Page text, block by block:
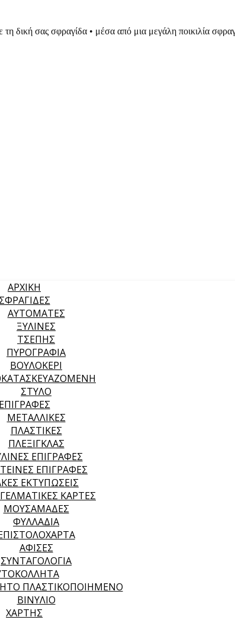
δική σας σφραγίδα • μέσα από μια μεγάλη ποικιλία
ΑΡΧΙΚΉ
ΣΦΡΑΓΙΔΕΣ
ΑΥΤΟΜΑΤΕΣ
ΞΥΛΙΝΕΣ
ΤΣΕΠΗΣ
ΠΥΡΟΓΡΑΦΙΑ
ΒΟΥΛΟΚΕΡΙ
ΣΤΥΛΟ
ΕΠΙΓΡΑΦΕΣ
ΜΕΤΑΛΛΙΚΕΣ
ΠΛΑΣΤΙΚΕΣ
ΠΛΕΞΙΓΚΛΑΣ
ΕΠΙΓΡΑΦΕΣ
ΕΠΙΓΡΑΦΕΣ
ΕΚΤΥΠΩΣΕΙΣ
ΚΑΡΤΕΣ
ΜΟΥΣΑΜΑΔΕΣ
ΦΥΛΛΑΔΙΑ
ΑΦΙΣΕΣ
ΣΥΝΤΑΓΟΛΟΓΙΑ
ΠΛΑΣΤΙΚΟΠΟΙΗΜΕΝΟ
ΒΙΝΥΛΙΟ
ΧΑΡΤΗΣ